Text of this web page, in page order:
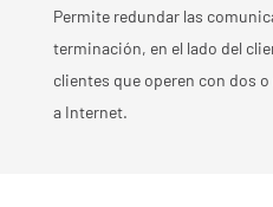
Permite redundar las
terminación, en el lado del
clientes que operen con dos
a Internet.